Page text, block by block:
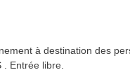
à destination des
Entrée libre.